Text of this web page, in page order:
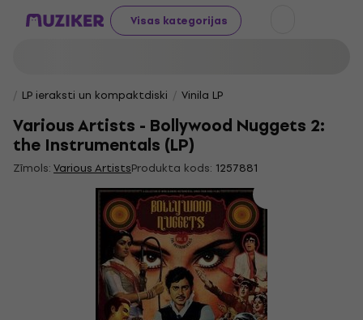
Visas kategorijas
LP ieraksti un kompaktdiski Vinila LP
Various Artists - Bollywood Nuggets 2:
the Instrumentals (LP)
Zīmols:Various ArtistsProdukta kods: 1257881